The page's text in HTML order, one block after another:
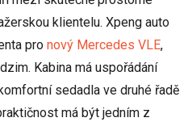
klientelu. Xpeng auto
pro nový Mercedes VLE,
Kabina má uspořádání
sedadla ve druhé řadě
má být jedním z